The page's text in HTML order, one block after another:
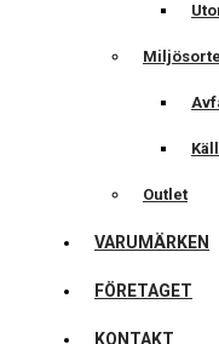
Outlet
VARUMÄRKEN
FÖRETAGET
KONTAKT